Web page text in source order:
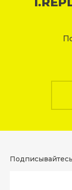
Подписывайтесь